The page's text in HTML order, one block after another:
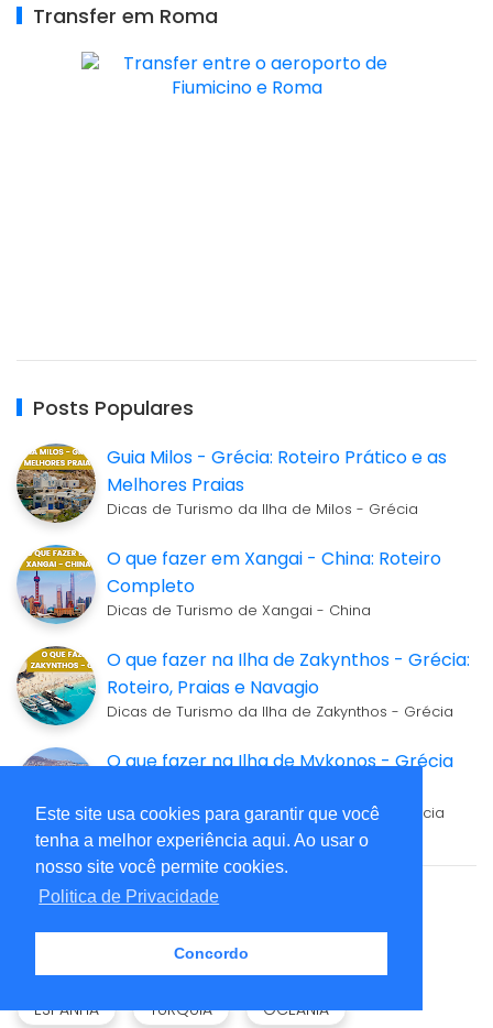
Este site usa cookies para garantir que você
tenha a melhor experiência aqui. Ao usar o
nosso site você permite cookies.
Politica de Privacidade
Concordo
Transfer em Roma
Posts Populares
Guia Milos - Grécia: Roteiro Prático e as
Melhores Praias
Dicas de Turismo da Ilha de Milos - Grécia
O que fazer em Xangai - China: Roteiro
Completo
Dicas de Turismo de Xangai - China
O que fazer na Ilha de Zakynthos - Grécia:
Roteiro, Praias e Navagio
Dicas de Turismo da Ilha de Zakynthos - Grécia
O que fazer na Ilha de Mykonos - Grécia
Dicas de Turismo da Ilha de Mykonos - Grécia
Tags
FRANÇA ROMA
ESPANHA
TURQUIA OCEANIA